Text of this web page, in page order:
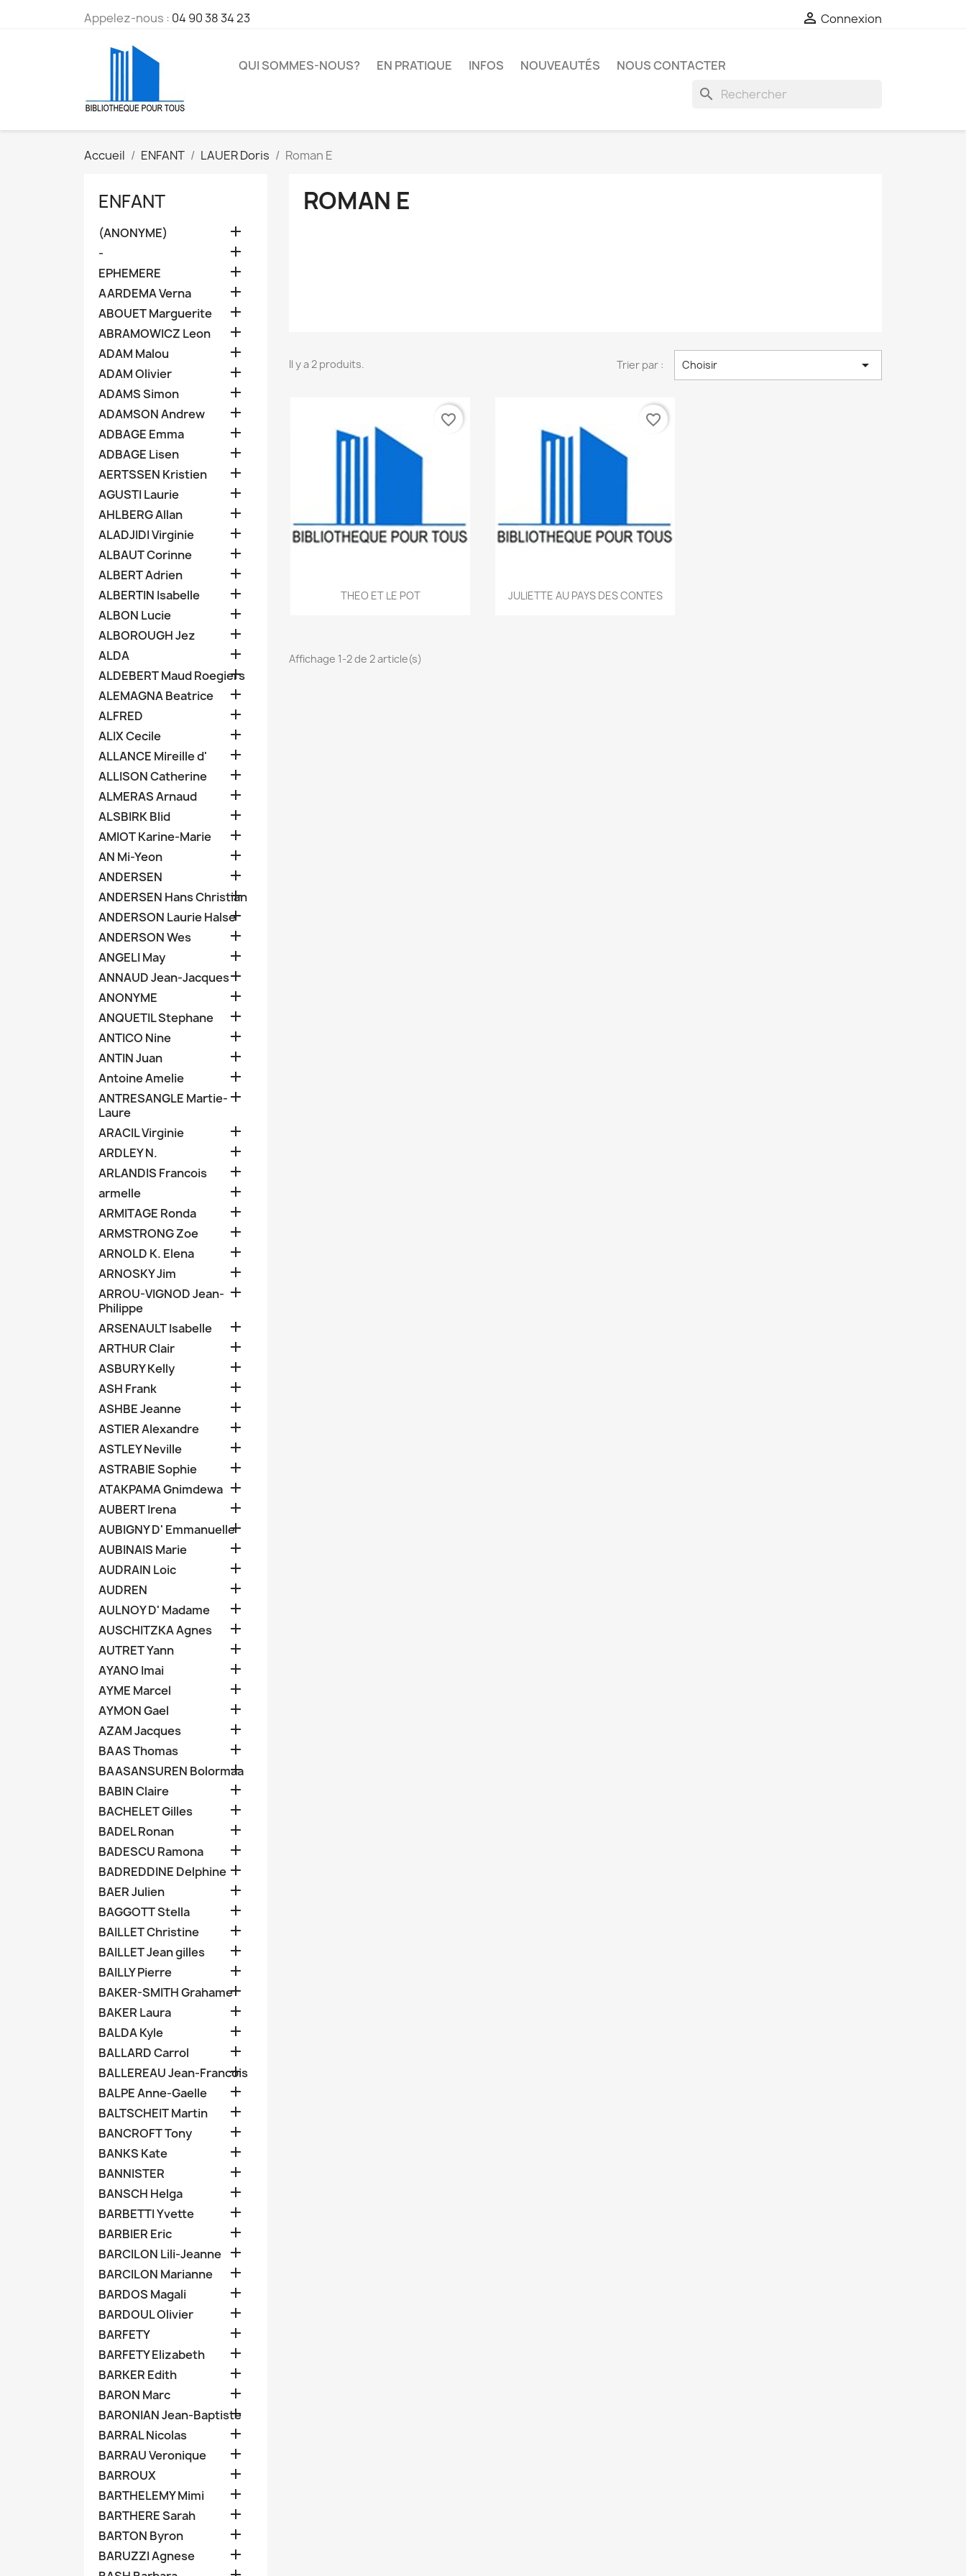
Appelez-nous : 04 90 38 34 23  Connexion
QUI SOMMES-NOUS? EN PRATIQUE INFOS NOUVEAUTÉS NOUS CONTACTER
search
Accueil ENFANT LAUER Doris Roman E
ENFANT
(ANONYME) 
- 
EPHEMERE 
AARDEMA Verna 
ABOUET Marguerite 
ABRAMOWICZ Leon 
ADAM Malou 
ADAM Olivier 
ADAMS Simon 
ADAMSON Andrew 
ADBAGE Emma 
ADBAGE Lisen 
AERTSSEN Kristien 
AGUSTI Laurie 
AHLBERG Allan 
ALADJIDI Virginie 
ALBAUT Corinne 
ALBERT Adrien 
ALBERTIN Isabelle 
ALBON Lucie 
ALBOROUGH Jez 
ALDA 
ALDEBERT Maud Roegiers

ALEMAGNA Beatrice 
ALFRED 
ALIX Cecile 
ALLANCE Mireille d' 
ALLISON Catherine 
ALMERAS Arnaud 
ALSBIRK Blid 
AMIOT Karine-Marie 
AN Mi-Yeon 
ANDERSEN 
ANDERSEN Hans Christian

ANDERSON Laurie Halse

ANDERSON Wes 
ANGELI May 
ANNAUD Jean-Jacques
ANONYME 
ANQUETIL Stephane 
ANTICO Nine 
ANTIN Juan 
Antoine Amelie 
ANTRESANGLE Martie-
Laure

ARACIL Virginie 
ARDLEY N. 
ARLANDIS Francois 
armelle 
ARMITAGE Ronda 
ARMSTRONG Zoe 
ARNOLD K. Elena 
ARNOSKY Jim 
ARROU-VIGNOD Jean-
Philippe

ARSENAULT Isabelle 
ARTHUR Clair 
ASBURY Kelly 
ASH Frank 
ASHBE Jeanne 
ASTIER Alexandre 
ASTLEY Neville 
ASTRABIE Sophie 
ATAKPAMA Gnimdewa 
AUBERT Irena 
AUBIGNY D' Emmanuelle
AUBINAIS Marie 
AUDRAIN Loic 
AUDREN 
AULNOY D' Madame 
AUSCHITZKA Agnes 
AUTRET Yann 
AYANO Imai 
AYME Marcel 
AYMON Gael 
AZAM Jacques 
BAAS Thomas 
BAASANSUREN Bolormaa

BABIN Claire 
BACHELET Gilles 
BADEL Ronan 
BADESCU Ramona 
BADREDDINE Delphine 
BAER Julien 
BAGGOTT Stella 
BAILLET Christine 
BAILLET Jean gilles 
BAILLY Pierre 
BAKER-SMITH Grahame
BAKER Laura 
BALDA Kyle 
BALLARD Carrol 
BALLEREAU Jean-Francois

BALPE Anne-Gaelle 
BALTSCHEIT Martin 
BANCROFT Tony 
BANKS Kate 
BANNISTER 
BANSCH Helga 
BARBETTI Yvette 
BARBIER Eric 
BARCILON Lili-Jeanne 
BARCILON Marianne 
BARDOS Magali 
BARDOUL Olivier 
BARFETY 
BARFETY Elizabeth 
BARKER Edith 
BARON Marc 
BARONIAN Jean-Baptiste

BARRAL Nicolas 
BARRAU Veronique 
BARROUX 
BARTHELEMY Mimi 
BARTHERE Sarah 
BARTON Byron 
BARUZZI Agnese 
ROMAN E
Il y a 2 produits. Trier par : Choisir 
Aperçu rapide
THEO ET LE POT
favorite_border
 Aperçu rapide
JULIETTE AU PAYS DES CONTES
favorite_border
Affichage 1-2 de 2 article(s)